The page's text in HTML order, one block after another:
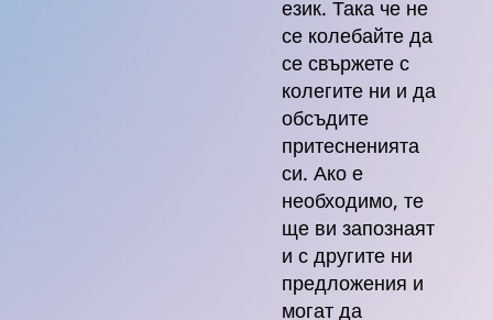
език. Така че не
се колебайте да
се свържете с
колегите ни и да
обсъдите
притесненията
си. Ако е
необходимо, те
ще ви запознаят
и с другите ни
предложения и
могат да